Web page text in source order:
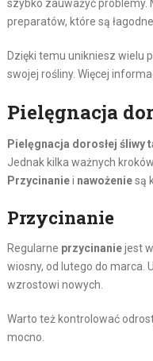
szybko zauważyć problemy.
preparatów, które są
Dzięki temu unikniesz wielu
swojej rośliny. Więcej
Pielęgnacja
Pielęgnacja dorosłej śliwy
Jednak kilka ważnych
Przycinaniei nawożeniesą
Przycinanie
Regularne przycinaniejest
wiosny, od lutego do marca.
wzrostowi nowych.
Warto też kontrolować
mocno.